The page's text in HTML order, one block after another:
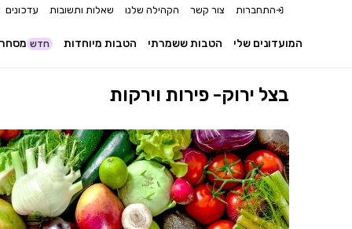
התחברות צור קשר הקהילה שלנו שאלות ותשובות עדכונים
חדש הטבות מיוחדות הטבות ששמרתי המועדונים שלי
בצל ירוק- פירות וירקות